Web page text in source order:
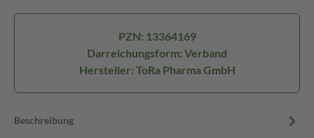
PZN: 13364169
Darreichungsform: Verband
Hersteller: ToRa Pharma GmbH
Beschreibung